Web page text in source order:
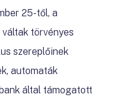
25-től, a
törvényes
szereplőinek
automaták
által támogatott